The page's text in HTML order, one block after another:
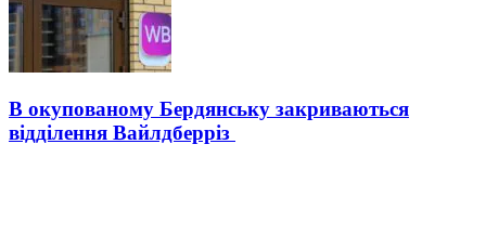
В окупованому Бердянську закриваються
відділення Вайлдберріз